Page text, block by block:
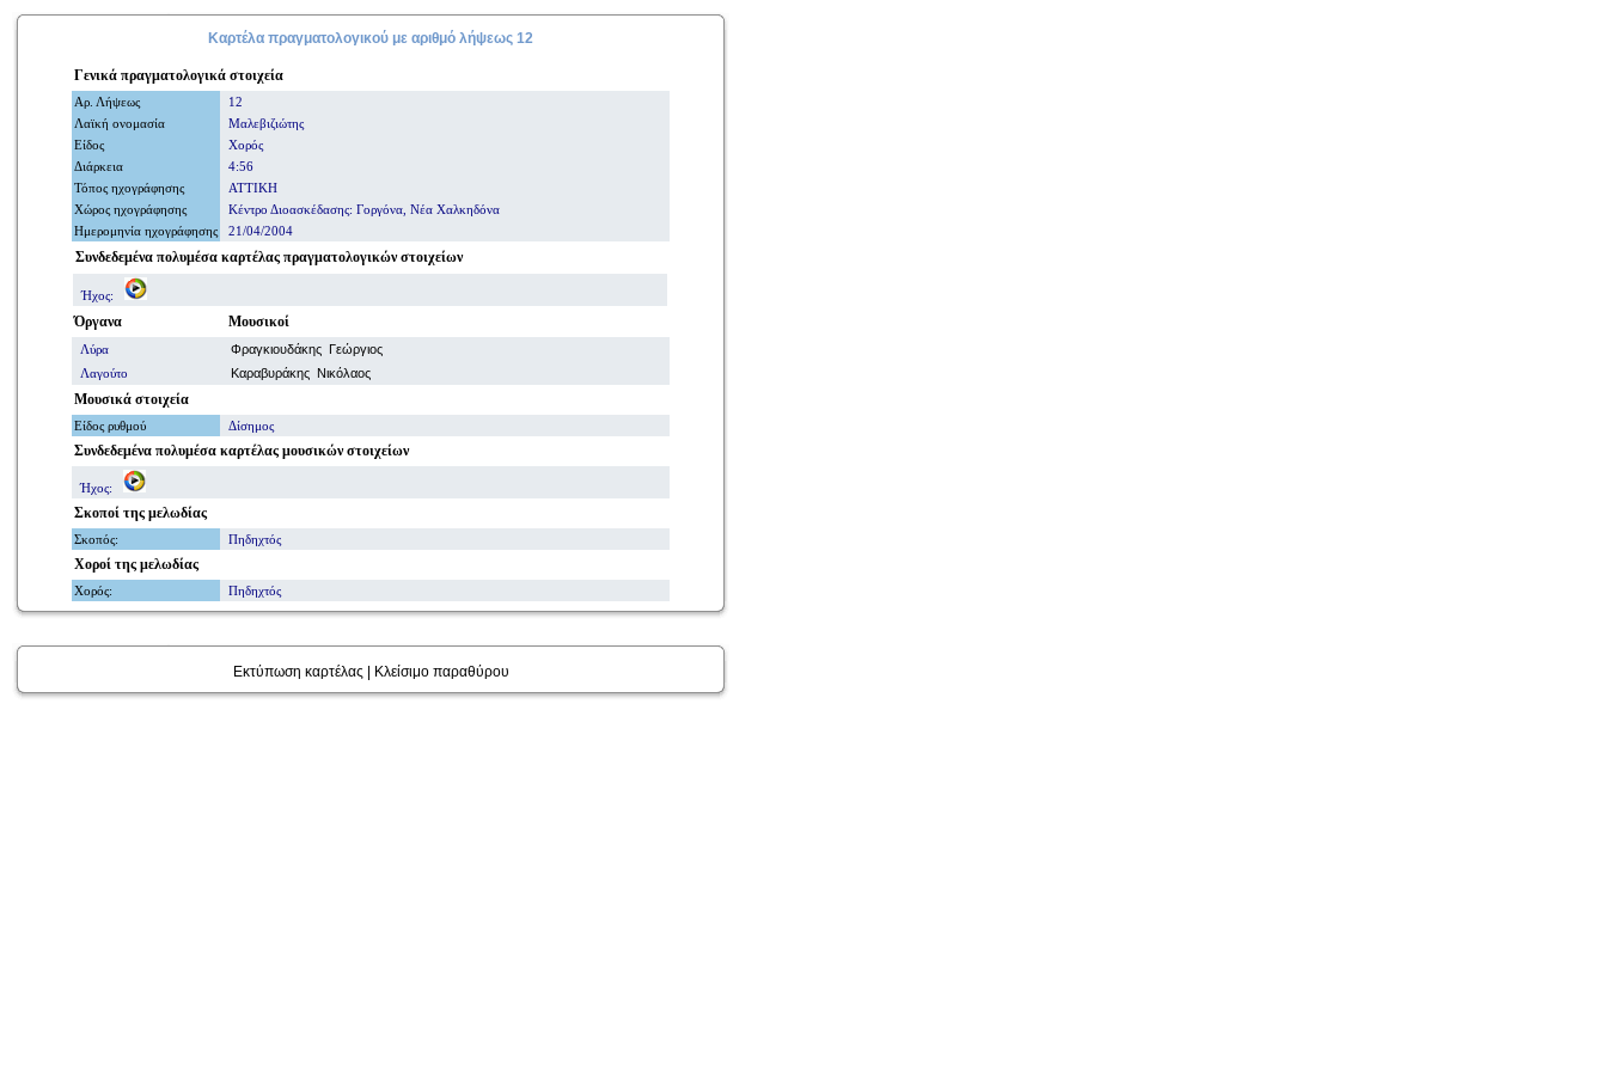
Καρτέλα πραγματολογικού με αριθμό λήψεως 12
Γενικά πραγματολογικά στοιχεία
Αρ. Λήψεως
12
Λαϊκή ονομασία
Μαλεβιζιώτης
Είδος
Χορός
Διάρκεια
4:56
Τόπος ηχογράφησης
ΑΤΤΙΚΗ
Χώρος ηχογράφησης
Κέντρο Διοασκέδασης: Γοργόνα, Νέα Χαλκηδόνα
Ημερομηνία ηχογράφησης 21/04/2004
Συνδεδεμένα πολυμέσα καρτέλας πραγματολογικών στοιχείων
Ήχος:
Όργανα Μουσικοί
Λύρα
Φραγκιουδάκης Γεώργιος
Λαγούτο
Καραβυράκης Νικόλαος
Μουσικά στοιχεία
Είδος ρυθμού Δίσημος
Συνδεδεμένα πολυμέσα καρτέλας μουσικών στοιχείων
Ήχος:
Σκοποί της μελωδίας
Σκοπός: Πηδηχτός
Χοροί της μελωδίας
Χορός: Πηδηχτός
Εκτύπωση καρτέλας Κλείσιμο παραθύρου